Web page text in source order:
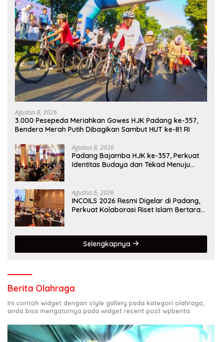
Agustus 8, 2026
3.000 Pesepeda Meriahkan Gowes HJK Padang ke-357,
Bendera Merah Putih Dibagikan Sambut HUT ke-81 RI
Agustus 8, 2026
Padang Bajamba HJK ke-357, Perkuat
Identitas Budaya dan Tekad Menuju
Agustus 6, 2026
INCOILS 2026 Resmi Digelar di Padang,
Perkuat Kolaborasi Riset Islam Bertaraf
Selengkapnya
Berita Olahraga
Ini contoh widget dengan style gallery pada kategori olahraga,
anda bisa mengaturnya pada widget recent post wpberita.